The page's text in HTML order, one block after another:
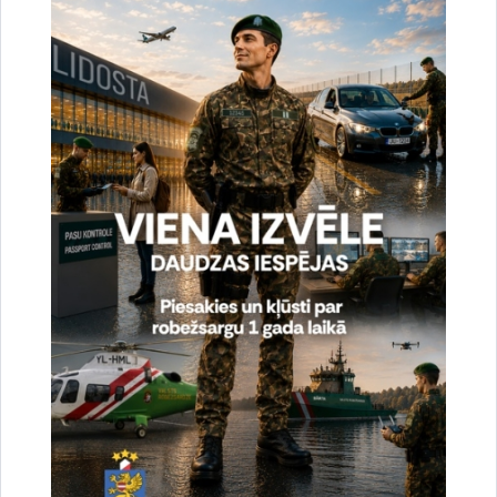
Noslēgušās Valsts robežsardzes organizētas
starptautiskās operatīvi - taktiskās mācības
“RONIS 2026”
27.07.2026. Sabiedriskie pasākumi
2026. gada 6. augusts uz valsts robežas un
valsts iekšienē
07.08.2026. Statistika
2026. gada 5. augusts uz valsts robežas un